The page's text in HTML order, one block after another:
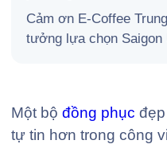
Cảm ơn E-Coffee
tưởng lựa chọn Saigon
Một bộđồng phục
tự tin hơn trong công